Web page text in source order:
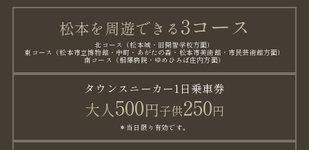
松本を周遊できる 3コース
北コース（松本城・旧開智学校方面）
東コース（松本市立博物館・中町・あがたの森・ 松本市美術館・市民芸術館方面）
南コース（相澤病院・ゆめひろば庄内方面）
タウンスニーカー1日乗車券
大人500円子供250円
＊当日限り有効です。